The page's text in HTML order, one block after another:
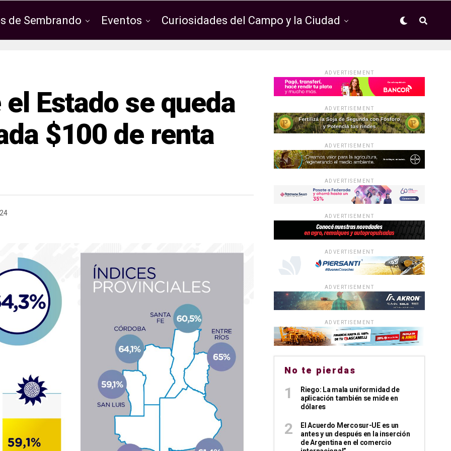
de Sembrando Eventos Curiosidades del Campo y la Ciudad
Estado se queda
$100 de renta
ADVERTISEMENT
ADVERTISEMENT
ADVERTISEMENT
ADVERTISEMENT
ADVERTISEMENT
ADVERTISEMENT
ADVERTISEMENT
ADVERTISEMENT
No te pierdas
Riego: La mala uniformidad de
aplicación también se mide en
dólares
El Acuerdo Mercosur-UE es un
antes y un después en la inserción
de Argentina en el comercio